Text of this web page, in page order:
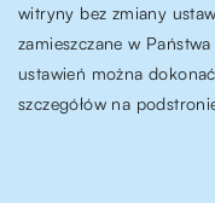
witryny bez zmiany
zamieszczane w
ustawień można
szczegółów na